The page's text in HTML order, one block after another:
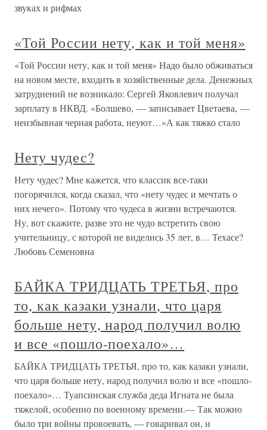
звуках и рифмах
«Той России нету, как и той меня»
«Той России нету, как и той меня» Надо было обживаться
на новом месте, входить в хозяйственные дела. Денежных
затруднений не возникало: Сергей Яковлевич получал
зарплату в НКВД. «Болшево, — записывает Цветаева, —
неизбывная черная работа, неуют…»А как тяжко стало
Нету чудес?
Нету чудес? Мне кажется, что классик все-таки
погорячился, когда сказал, что «нету чудес и мечтать о
них нечего». Потому что чудеса в жизни встречаются.
Ну, вот скажите, разве это не чудо встретить свою
учительницу, с которой не виделись 35 лет, в… Техасе?
Любовь Семеновна
БАЙКА ТРИДЦАТЬ ТРЕТЬЯ, про
то, как казаки узнали, что царя
больше нету, народ получил волю
и все «пошло-поехало»…
БАЙКА ТРИДЦАТЬ ТРЕТЬЯ, про то, как казаки узнали,
что царя больше нету, народ получил волю и все «пошло-
поехало»… Туапсинская служба деда Игната не была
тяжелой, особенно по военному времени.— Так можно
было три войны провоевать, — говаривал он, и